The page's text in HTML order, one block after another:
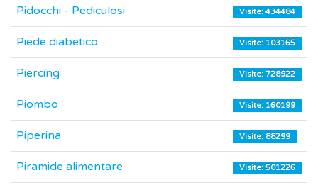
Pidocchi - Pediculosi Visite: 434484
Piede diabetico Visite: 103165
Piercing Visite: 728922
Piombo Visite: 160199
Piperina Visite: 88299
Piramide alimentare Visite: 501226